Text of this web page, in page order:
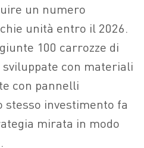
un numero
unità entro il 2026.
100 carrozze di
sviluppate con materiali
con pannelli
stesso investimento fa
mirata in modo